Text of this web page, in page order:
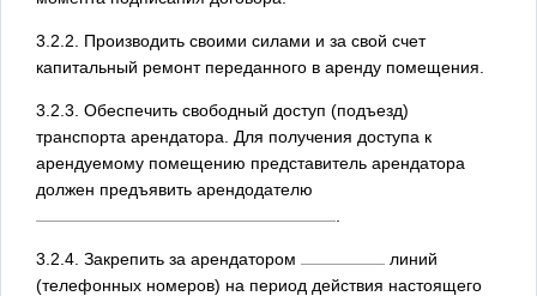
3.2.2. Производить своими силами и за свой счет
капитальный ремонт переданного в аренду помещения.
3.2.3. Обеспечить свободный доступ (подъезд)
транспорта арендатора. Для получения доступа к
арендуемому помещению представитель арендатора
должен предъявить арендодателю
3.2.4. Закрепить за арендатором
линий
(телефонных номеров) на период действия настоящего